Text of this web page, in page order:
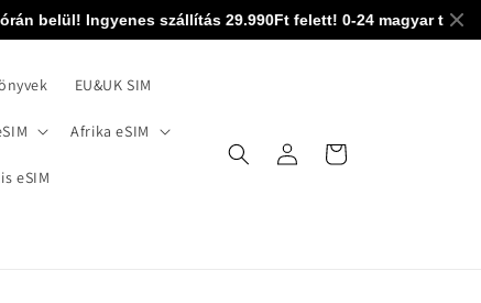
belül! Ingyenes szállítás 29.990Ft felett! 0-24 magyar
EU&UK SIM
Afrika eSIM
eSIM
BejelentkezésKosár